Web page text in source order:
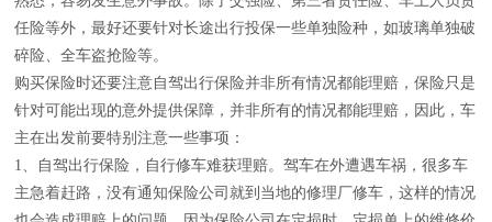
任险等外，最好还要针对长途出行投保一些单独险种，如玻璃单独破
碎险、全车盗抢险等。
购买保险时还要注意自驾出行保险并非所有情况都能理赔，保险只是
针对可能出现的意外提供保障，并非所有的情况都能理赔，因此，车
主在出发前要特别注意一些事项：
1、自驾出行保险，自行修车难获理赔。驾车在外遭遇车祸，很多车
主急着赶路，没有通知保险公司就到当地的修理厂修车，这样的情况